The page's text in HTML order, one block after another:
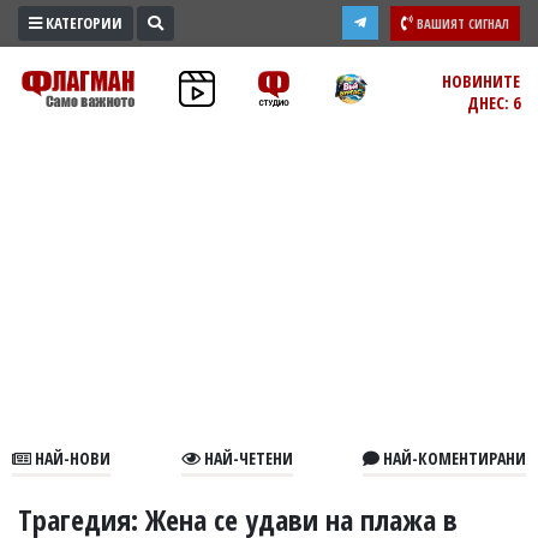
ПРОМО
ЗОНА
В
КАТЕГОРИИ ВАШИЯТ СИГНАЛ
НОВИНИТЕ
ДНЕС: 6
НАЙ-НОВИ НАЙ-ЧЕТЕНИ НАЙ-КОМЕНТИРАНИ
Трагедия: Жена се удави на плажа в